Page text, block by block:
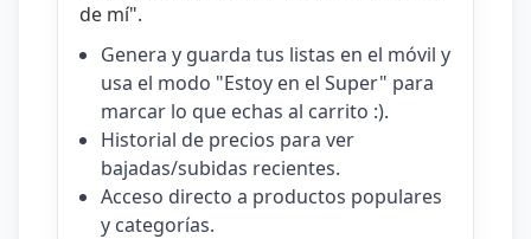
de mí".
Genera y guarda tus listas en el móvil y
usa el modo "Estoy en el Super" para
marcar lo que echas al carrito :).
Historial de precios para ver
bajadas/subidas recientes.
Acceso directo a productos populares
y categorías.